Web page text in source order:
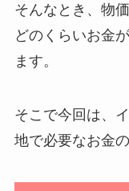
そんなとき、物
どのくらいお金
ます。
そこで今回は、
地で必要なお金